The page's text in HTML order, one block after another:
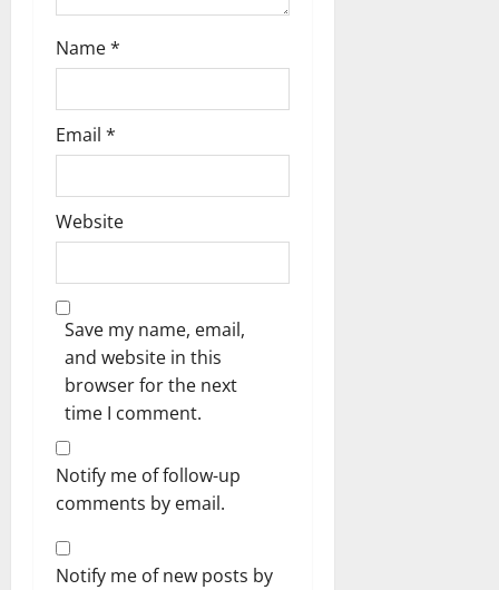
Name*
Email *
Website
Save my name, email,
and website in this
browser for the next
time I comment.
Notify me of follow-up
comments by email.
Notify me of new posts by